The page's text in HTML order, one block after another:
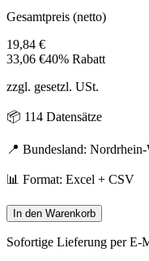
Gesamtpreis (netto)
19,84 €
33,06 €40% Rabatt
zzgl. gesetzl. USt.
📦 114 Datensätze
📍 Bundesland: Nordrhein-
📊 Format: Excel + CSV
In den Warenkorb
Sofortige Lieferung per E-